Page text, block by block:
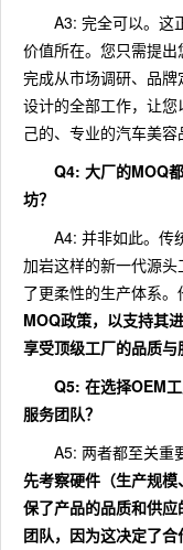
A3: 完全可以。这
价值所在。您只需提
完成从市场调研、品
设计的全部工作，让您
己的、专业的汽车美容
Q4: 大厂的MOQ
坊？
A4: 并非如此。传
加岩这样的新一代源
了更柔性的生产体系
MOQ政策，以支持其
享受顶级工厂的品质与
Q5: 在选择OEM
服务团队？
A5: 两者都至关重
先考察硬件（生产规模
保了产品的品质和供
团队，因为这决定了